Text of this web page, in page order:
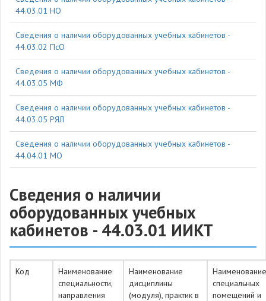
44.03.01 НО
Cведения о наличии оборудованных учебных кабинетов -
44.03.02 ПсО
Cведения о наличии оборудованных учебных кабинетов -
44.03.05 МФ
Cведения о наличии оборудованных учебных кабинетов -
44.03.05 РЯЛ
Cведения о наличии оборудованных учебных кабинетов -
44.04.01 МО
Cведения о наличии
оборудованных учебных
кабинетов - 44.03.01 ИИКТ
Код
Наименование
специальности,
направления
Наименование
дисциплины
(модуля), практик в
Наименование
специальных
помещений и